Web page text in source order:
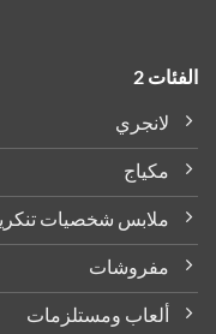
2
لانجري
مكياج
ملابس شخصيات تنكرية
مفروشات
ألعاب ومستلزمات